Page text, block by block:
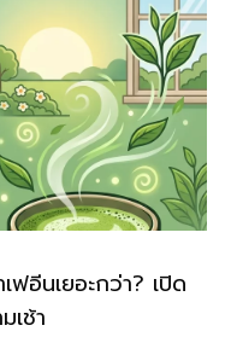
ฟอีนเยอะกว่า? เปิด
เช้า